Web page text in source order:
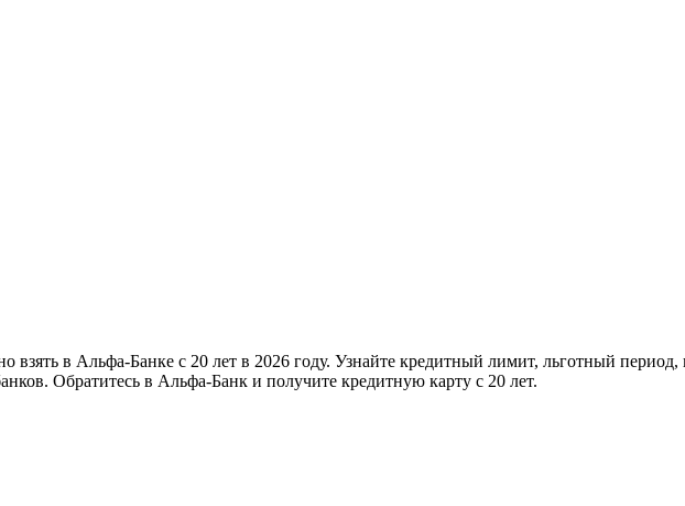
взять в Альфа-Банке с 20 лет в 2026 году. Узнайте кредитный лимит, льготный
Обратитесь в Альфа-Банк и получите кредитную карту с 20 лет.